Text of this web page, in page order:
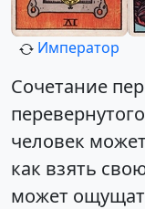
Император
Сочетание
человек
как взять
может